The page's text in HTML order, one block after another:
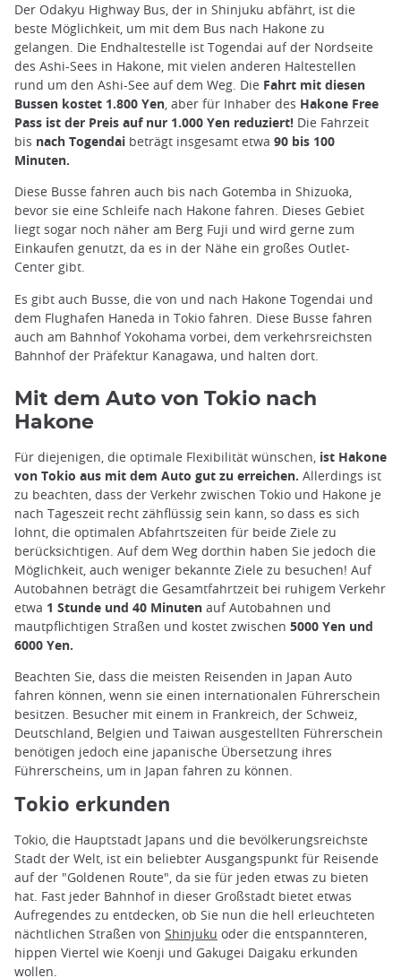
Der Odakyu Highway Bus, der in Shinjuku abfährt, ist die
beste Möglichkeit, um mit dem Bus nach Hakone zu
gelangen. Die Endhaltestelle ist Togendai auf der Nordseite
des Ashi-Sees in Hakone, mit vielen anderen Haltestellen
rund um den Ashi-See auf dem Weg. Die Fahrt mit diesen
Bussen kostet 1.800 Yen, aber für Inhaber des Hakone Free
Pass ist der Preis auf nur 1.000 Yen reduziert! Die Fahrzeit
bis nach Togendai beträgt insgesamt etwa 90 bis 100
Minuten.
Diese Busse fahren auch bis nach Gotemba in Shizuoka,
bevor sie eine Schleife nach Hakone fahren. Dieses Gebiet
liegt sogar noch näher am Berg Fuji und wird gerne zum
Einkaufen genutzt, da es in der Nähe ein großes Outlet-
Center gibt.
Es gibt auch Busse, die von und nach Hakone Togendai und
dem Flughafen Haneda in Tokio fahren. Diese Busse fahren
auch am Bahnhof Yokohama vorbei, dem verkehrsreichsten
Bahnhof der Präfektur Kanagawa, und halten dort.
Mit dem Auto von Tokio nach
Hakone
Für diejenigen, die optimale Flexibilität wünschen, ist Hakone
von Tokio aus mit dem Auto gut zu erreichen. Allerdings ist
zu beachten, dass der Verkehr zwischen Tokio und Hakone je
nach Tageszeit recht zähflüssig sein kann, so dass es sich
lohnt, die optimalen Abfahrtszeiten für beide Ziele zu
berücksichtigen. Auf dem Weg dorthin haben Sie jedoch die
Möglichkeit, auch weniger bekannte Ziele zu besuchen! Auf
Autobahnen beträgt die Gesamtfahrtzeit bei ruhigem Verkehr
etwa 1 Stunde und 40 Minuten auf Autobahnen und
mautpflichtigen Straßen und kostet zwischen 5000 Yen und
6000 Yen.
Beachten Sie, dass die meisten Reisenden in Japan Auto
fahren können, wenn sie einen internationalen Führerschein
besitzen. Besucher mit einem in Frankreich, der Schweiz,
Deutschland, Belgien und Taiwan ausgestellten Führerschein
benötigen jedoch eine japanische Übersetzung ihres
Führerscheins, um in Japan fahren zu können.
Tokio erkunden
Tokio, die Hauptstadt Japans und die bevölkerungsreichste
Stadt der Welt, ist ein beliebter Ausgangspunkt für Reisende
auf der "Goldenen Route", da sie für jeden etwas zu bieten
hat. Fast jeder Bahnhof in dieser Großstadt bietet etwas
Aufregendes zu entdecken, ob Sie nun die hell erleuchteten
nächtlichen Straßen von Shinjuku oder die entspannteren,
hippen Viertel wie Koenji und Gakugei Daigaku erkunden
wollen.